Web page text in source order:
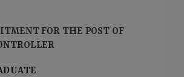
FOR THE POST OF